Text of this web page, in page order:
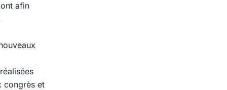
afin
congrès et